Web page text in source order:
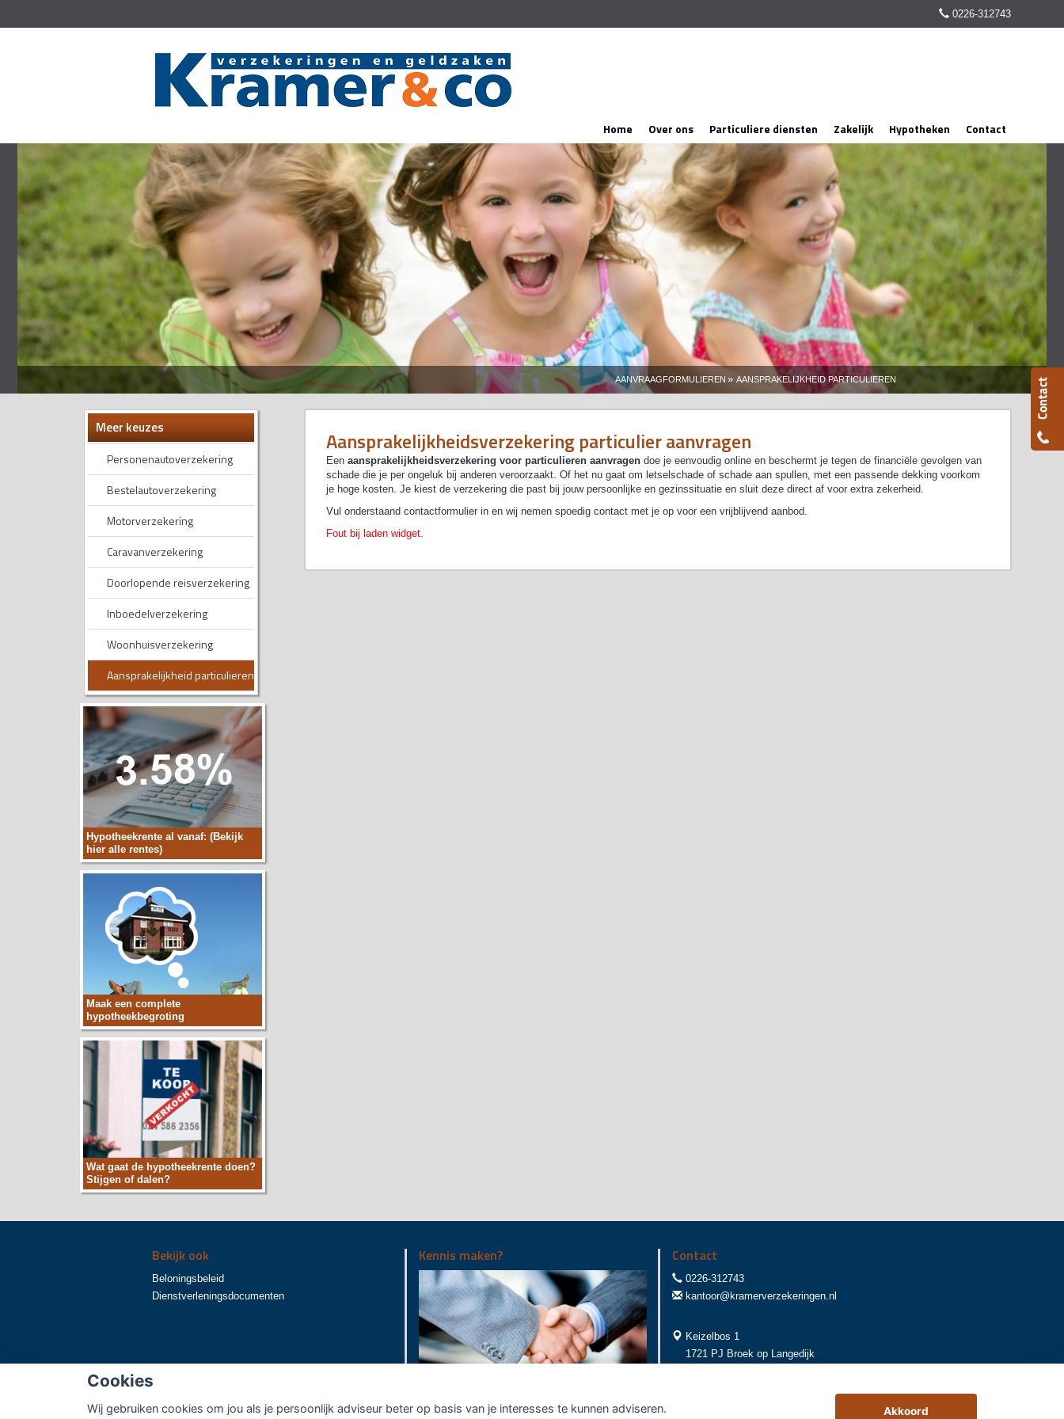
Cookies
Wij gebruiken cookies om jou als je persoonlijk adviseur beter op basis van je interesses te kunnen adviseren.
Akkoord
0226-312743
Home Over ons Particuliere diensten Zakelijk Hypotheken Contact
AANVRAAGFORMULIEREN » AANSPRAKELIJKHEID PARTICULIEREN
Meer keuzes
Personenautoverzekering
Bestelautoverzekering
Motorverzekering
Caravanverzekering
Doorlopende reisverzekering
Inboedelverzekering
Woonhuisverzekering
Aansprakelijkheid particulieren
Hypotheekrente al vanaf: (Bekijk
hier alle rentes)
Maak een complete
hypotheekbegroting
Wat gaat de hypotheekrente doen?
Stijgen of dalen?
Aansprakelijkheidsverzekering particulier aanvragen
Een aansprakelijkheidsverzekering voor particulieren aanvragendoe je eenvoudig online en beschermt je tegen de financiële gevolgen van
schade die je per ongeluk bij anderen veroorzaakt. Of het nu gaat om letselschade of schade aan spullen, met een passende dekking voorkom
je hoge kosten. Je kiest de verzekering die past bij jouw persoonlijke en gezinssituatie en sluit deze direct af voor extra zekerheid.
Vul onderstaand contactformulier in en wij nemen spoedig contact met je op voor een vrijblijvend aanbod.
Fout bij laden widget.
Bekijk ook
Beloningsbeleid
Dienstverleningsdocumenten
Kennis maken? Contact
0226-312743
kantoor@kramerverzekeringen.nl
Keizelbos 1
1721 PJ Broek op Langedijk